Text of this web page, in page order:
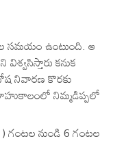
సమయం ఉంటుంది. ఆ
కనుక
నివారణ కొరకు
నిమ్మడిప్పలో
గంటల నుండి 6 గంటల